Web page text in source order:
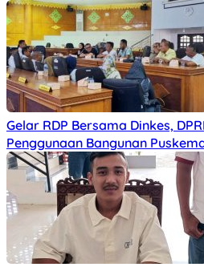
Gelar RDP Bersama Dinkes,
Penggunaan Bangunan